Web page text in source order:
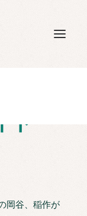
ド
岡谷、稲作が